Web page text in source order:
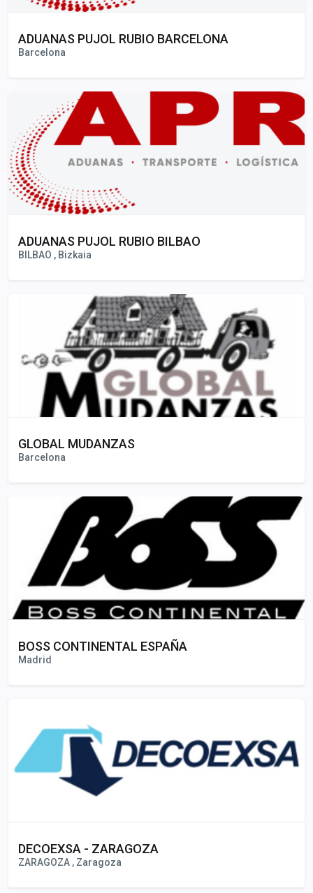
ADUANAS PUJOL RUBIO BARCELONA
Barcelona
ADUANAS PUJOL RUBIO BILBAO
BILBAO , Bizkaia
GLOBAL MUDANZAS
Barcelona
BOSS CONTINENTAL ESPAÑA
Madrid
DECOEXSA - ZARAGOZA
ZARAGOZA , Zaragoza